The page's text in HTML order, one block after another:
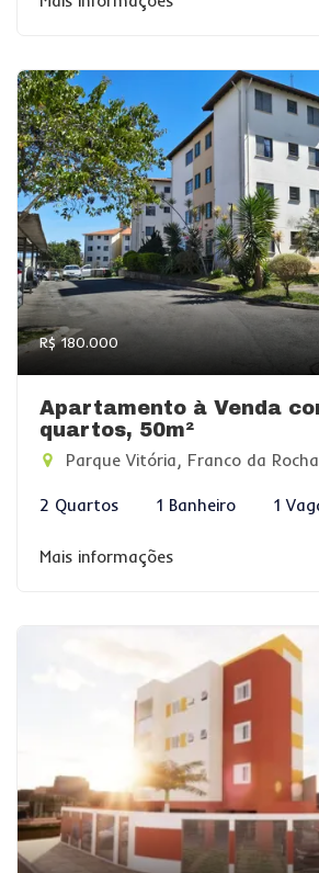
R$ 180.000
Apartamento à Venda
quartos, 50m²
Parque Vitória, Franco da
2 Quartos 1 Banheiro 1
Mais informações